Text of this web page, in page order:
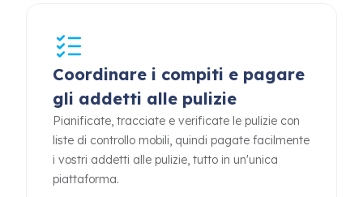
Coordinare i compiti e pagare
gli addetti alle pulizie
Pianificate, tracciate e verificate le pulizie con
liste di controllo mobili, quindi pagate facilmente
i vostri addetti alle pulizie, tutto in un'unica
piattaforma.